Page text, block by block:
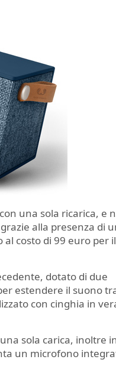
una sola ricarica, e
alla presenza di
costo di 99 euro per
dotato di due
estendere il suono
con cinghia in
sola carica, inoltre
un microfono